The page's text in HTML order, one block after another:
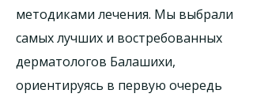
методиками лечения. Мы выбрали
самых лучших и востребованных
дерматологов Балашихи,
ориентируясь в первую очередь